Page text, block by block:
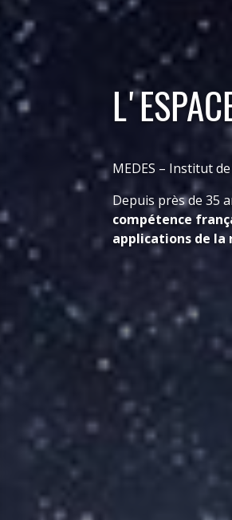
MEDES – Institut
Depuis près de 35
compétence
applications de la